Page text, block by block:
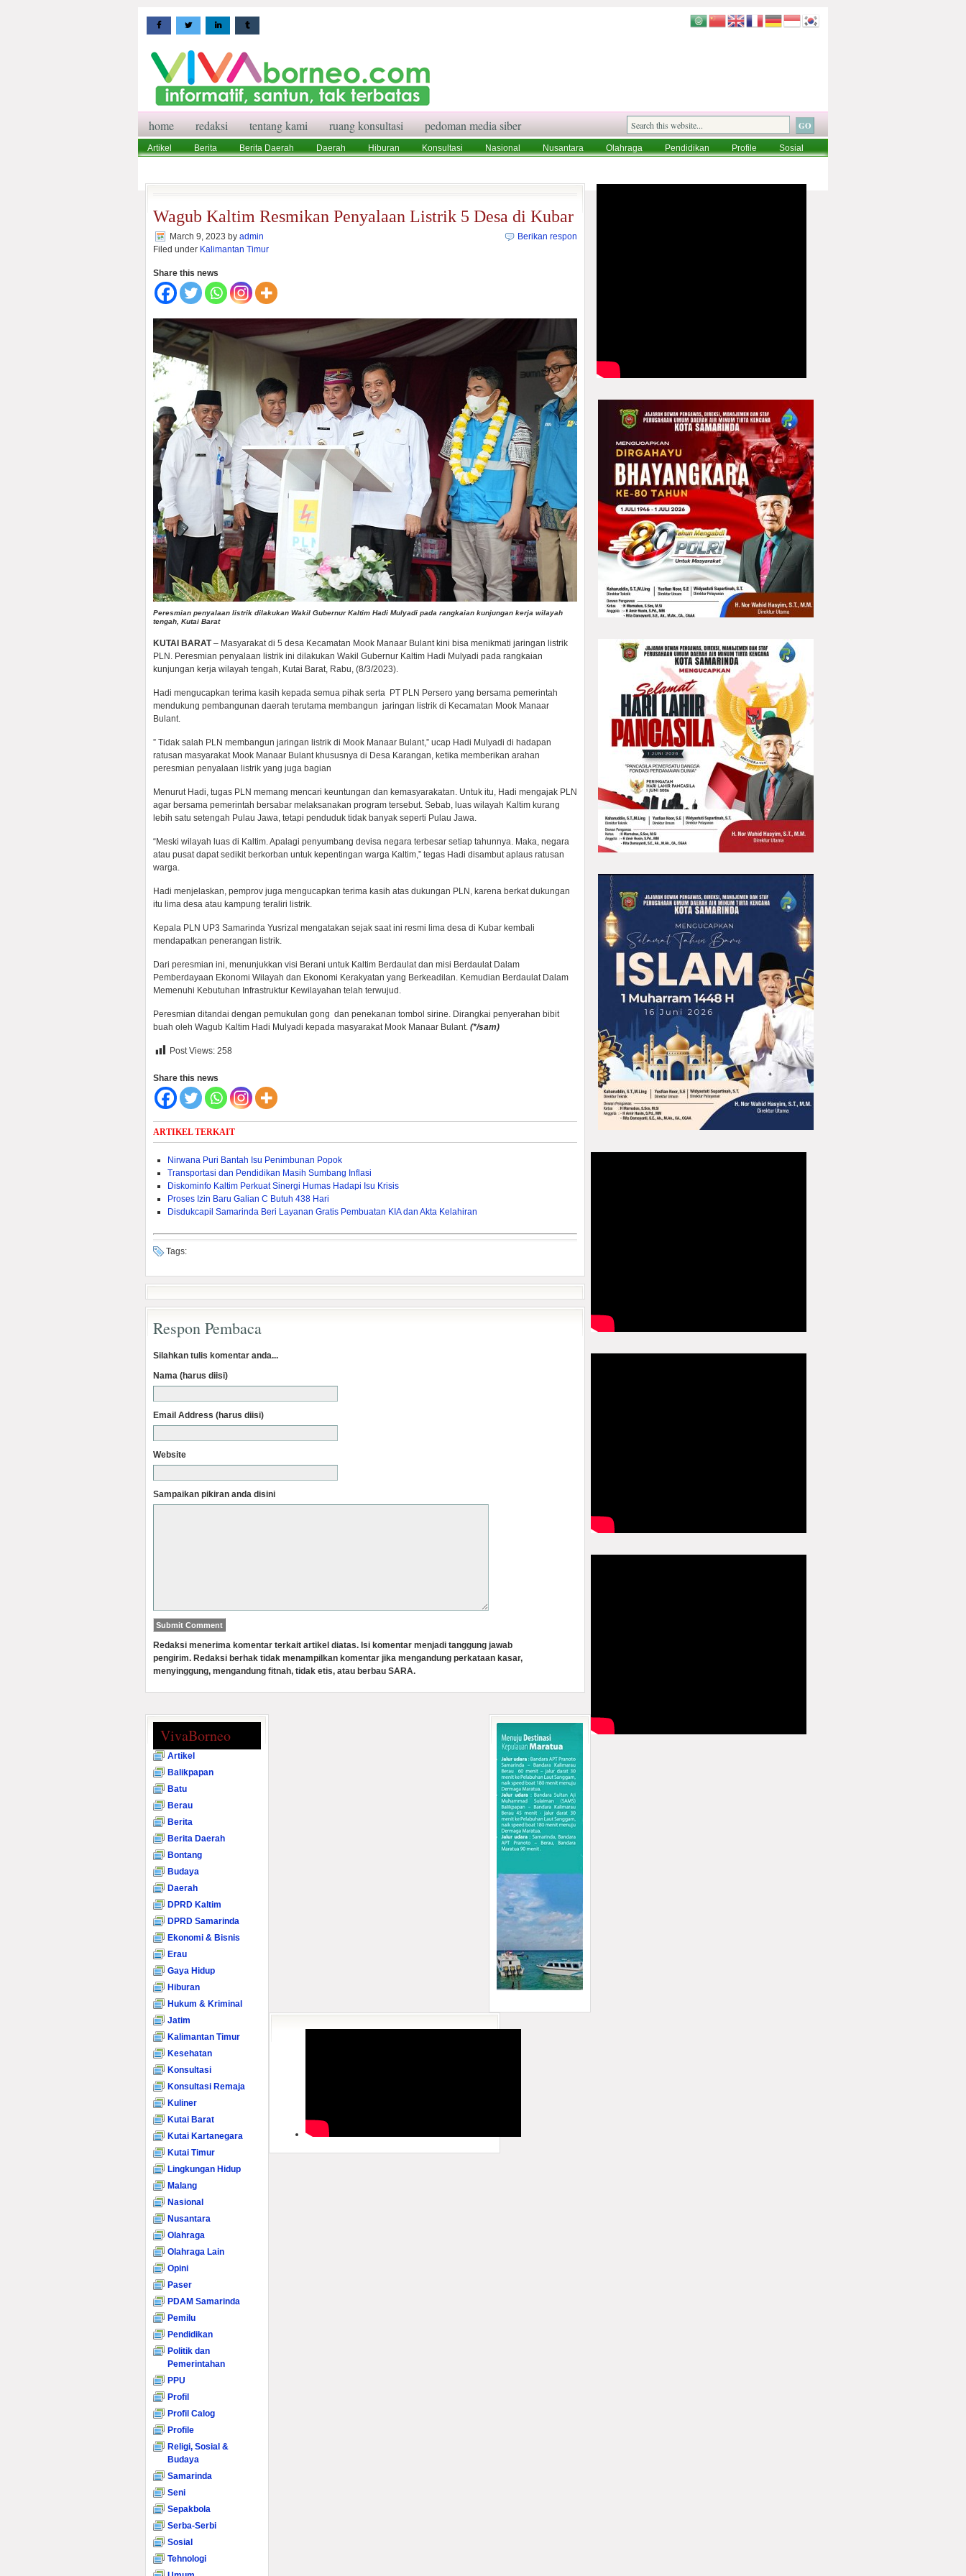
home redaksi tentang kami ruang konsultasi pedoman media siber
Artikel Berita Berita Daerah Daerah Hiburan Konsultasi Nasional Nusantara Olahraga Pendidikan Profile
Sosial
Wagub Kaltim Resmikan Penyalaan Listrik 5 Desa di Kubar
March 9, 2023 by admin
Filed under Kalimantan Timur
Berikan respon
Share this news
Peresmian penyalaan listrik dilakukan Wakil Gubernur Kaltim Hadi Mulyadi pada rangkaian kunjungan kerja wilayah
tengah, Kutai Barat
KUTAI BARAT– Masyarakat di 5 desa Kecamatan Mook Manaar Bulant kini bisa menikmati jaringan listrik
PLN. Peresmian penyalaan listrik ini dilakukan Wakil Gubernur Kaltim Hadi Mulyadi pada rangkaian
kunjungan kerja wilayah tengah, Kutai Barat, Rabu, (8/3/2023).
Hadi mengucapkan terima kasih kepada semua pihak serta PT PLN Persero yang bersama pemerintah
mendukung pembangunan daerah terutama membangun jaringan listrik di Kecamatan Mook Manaar
Bulant.
” Tidak salah PLN membangun jaringan listrik di Mook Manaar Bulant,” ucap Hadi Mulyadi di hadapan
ratusan masyarakat Mook Manaar Bulant khususnya di Desa Karangan, ketika memberikan arahan
peresmian penyalaan listrik yang juga bagian
Menurut Hadi, tugas PLN memang mencari keuntungan dan kemasyarakatan. Untuk itu, Hadi mengajak PLN
agar bersama pemerintah bersabar melaksanakan program tersebut. Sebab, luas wilayah Kaltim kurang
lebih satu setengah Pulau Jawa, tetapi penduduk tidak banyak seperti Pulau Jawa.
“Meski wilayah luas di Kaltim. Apalagi penyumbang devisa negara terbesar setiap tahunnya. Maka, negara
atau pusat dapat sedikit berkorban untuk kepentingan warga Kaltim,” tegas Hadi disambut aplaus ratusan
warga.
Hadi menjelaskan, pemprov juga mengucapkan terima kasih atas dukungan PLN, karena berkat dukungan
itu lima desa atau kampung teraliri listrik.
Kepala PLN UP3 Samarinda Yusrizal mengatakan sejak saat ini resmi lima desa di Kubar kembali
mendapatkan penerangan listrik.
Dari peresmian ini, menunjukkan visi Berani untuk Kaltim Berdaulat dan misi Berdaulat Dalam
Pemberdayaan Ekonomi Wilayah dan Ekonomi Kerakyatan yang Berkeadilan. Kemudian Berdaulat Dalam
Memenuhi Kebutuhan Infrastruktur Kewilayahan telah terwujud.
Peresmian ditandai dengan pemukulan gong dan penekanan tombol sirine. Dirangkai penyerahan bibit
buah oleh Wagub Kaltim Hadi Mulyadi kepada masyarakat Mook Manaar Bulant. (*/sam)
Post Views: 258
Share this news
ARTIKEL TERKAIT
Nirwana Puri Bantah Isu Penimbunan Popok
Transportasi dan Pendidikan Masih Sumbang Inflasi
Diskominfo Kaltim Perkuat Sinergi Humas Hadapi Isu Krisis
Proses Izin Baru Galian C Butuh 438 Hari
Disdukcapil Samarinda Beri Layanan Gratis Pembuatan KIA dan Akta Kelahiran
Tags:
Respon Pembaca
Silahkan tulis komentar anda...
Nama (harus diisi)
Email Address (harus diisi)
Website
Sampaikan pikiran anda disini
Redaksi menerima komentar terkait artikel diatas. Isi komentar menjadi tanggung jawab
pengirim. Redaksi berhak tidak menampilkan komentar jika mengandung perkataan kasar,
menyinggung, mengandung fitnah, tidak etis, atau berbau SARA.
VivaBorneo
Artikel
Balikpapan
Batu
Berau
Berita
Berita Daerah
Bontang
Budaya
Daerah
DPRD Kaltim
DPRD Samarinda
Ekonomi & Bisnis
Erau
Gaya Hidup
Hiburan
Hukum & Kriminal
Jatim
Kalimantan Timur
Kesehatan
Konsultasi
Konsultasi Remaja
Kuliner
Kutai Barat
Kutai Kartanegara
Kutai Timur
Lingkungan Hidup
Malang
Nasional
Nusantara
Olahraga
Olahraga Lain
Opini
Paser
PDAM Samarinda
Pemilu
Pendidikan
Politik dan
Pemerintahan
PPU
Profil
Profil Calog
Profile
Religi, Sosial &
Budaya
Samarinda
Seni
Sepakbola
Serba-Serbi
Sosial
Tehnologi